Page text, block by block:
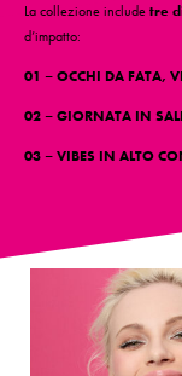
La collezione includetre
d’impatto:
01 – OCCHI DA FATA,
02 – GIORNATA IN
03 – VIBES IN ALTO